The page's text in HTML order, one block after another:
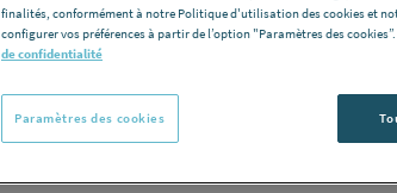
finalités, conformément à notre Politique d'utilisation des cookies et
configurer vos préférences à partir de l’option "Paramètres des cookies”.
de confidentialité
Paramètres des cookies